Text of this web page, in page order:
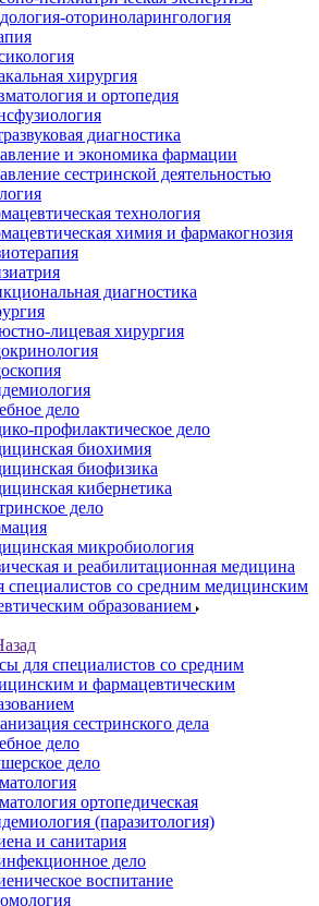
оториноларингология
хирургия
и ортопедия
диагностика
и экономика фармации
сестринской деятельностью
технология
химия и фармакогнозия
диагностика
лицевая хирургия
дело
профилактическое дело
биохимия
биофизика
кибернетика
дело
микробиология
и реабилитационная медицина
специалистов со средним медицинским
образованием
для специалистов со средним
и фармацевтическим
сестринского дела
дело
дело
ортопедическая
(паразитология)
и санитария
дело
воспитание